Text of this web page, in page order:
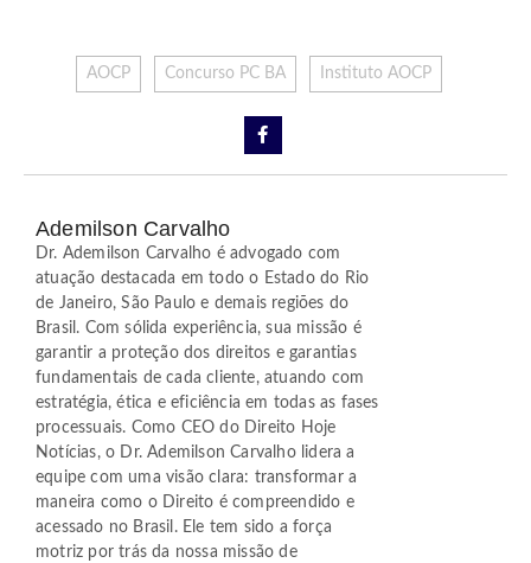
AOCP Concurso PC BA Instituto AOCP
Ademilson Carvalho
Dr. Ademilson Carvalho é advogado com
atuação destacada em todo o Estado do Rio
de Janeiro, São Paulo e demais regiões do
Brasil. Com sólida experiência, sua missão é
garantir a proteção dos direitos e garantias
fundamentais de cada cliente, atuando com
estratégia, ética e eficiência em todas as fases
processuais. Como CEO do Direito Hoje
Notícias, o Dr. Ademilson Carvalho lidera a
equipe com uma visão clara: transformar a
maneira como o Direito é compreendido e
acessado no Brasil. Ele tem sido a força
motriz por trás da nossa missão de